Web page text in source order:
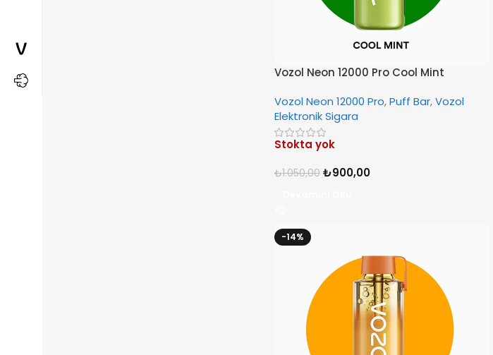
Vozol Neon 12000 Pro Cool Mint
Vozol Neon 12000 Pro,Puff Bar,Vozol
Elektronik Sigara
Stokta yok
₺1.050,00 ₺900,00
-14%